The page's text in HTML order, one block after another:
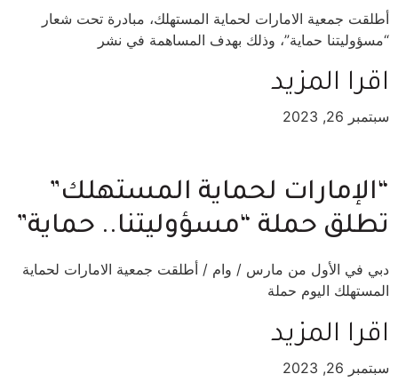
أطلقت جمعية الامارات لحماية المستهلك، مبادرة تحت شعار
“مسؤوليتنا حماية”، وذلك بهدف المساهمة في نشر
اقرا المزيد
سبتمبر 26, 2023
“الإمارات لحماية المستهلك”
تطلق حملة “مسؤوليتنا.. حماية”
دبي في الأول من مارس / وام / أطلقت جمعية الامارات لحماية
المستهلك اليوم حملة
اقرا المزيد
سبتمبر 26, 2023